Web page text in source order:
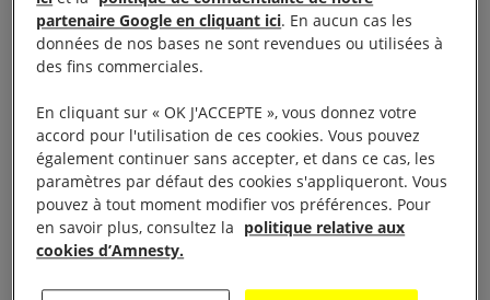
organisations non gouvernementales (ONG), de
l’opinion publique et de quelques élus, un premier
d’accoster au port maritime du Havre où il devait
charger une cargaison d’armes à destination de
l’Arabie saoudite.
«Le passage de ce second navire, le Bahri Tabuk,
est un nouveau test qui met à l’épreuve la volonté
partenaire Google en cliquant ici. En aucun cas les
données de nos bases ne sont revendues ou utilisées à
des fins commerciales.
En cliquant sur « OK J'ACCEPTE », vous donnez votre
accord pour l'utilisation de ces cookies. Vous pouvez
également continuer sans accepter, et dans ce cas, les
paramètres par défaut des cookies s'appliqueront. Vous
pouvez à tout moment modifier vos préférences. Pour
en savoir plus, consultez la politique relative aux
cookies d’Amnesty.